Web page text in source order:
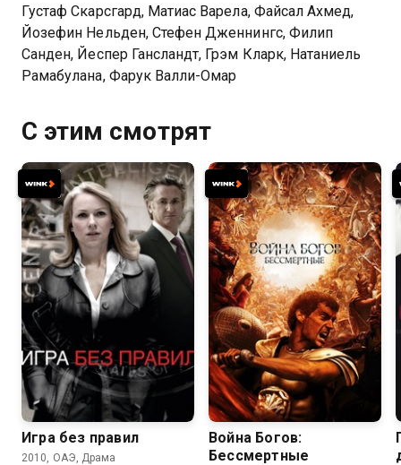
Густаф Скарсгард, Матиас Варела, Файсал Ахмед,
Йозефин Нельден, Стефен Дженнингс, Филип
Санден, Йеспер Гансландт, Грэм Кларк, Натаниель
Рамабулана, Фарук Валли-Омар
С этим смотрят
6.6 6.8
Игра без правил
2010, ОАЭ, Драма
5.9 6.0
Война Богов:
Бессмертные